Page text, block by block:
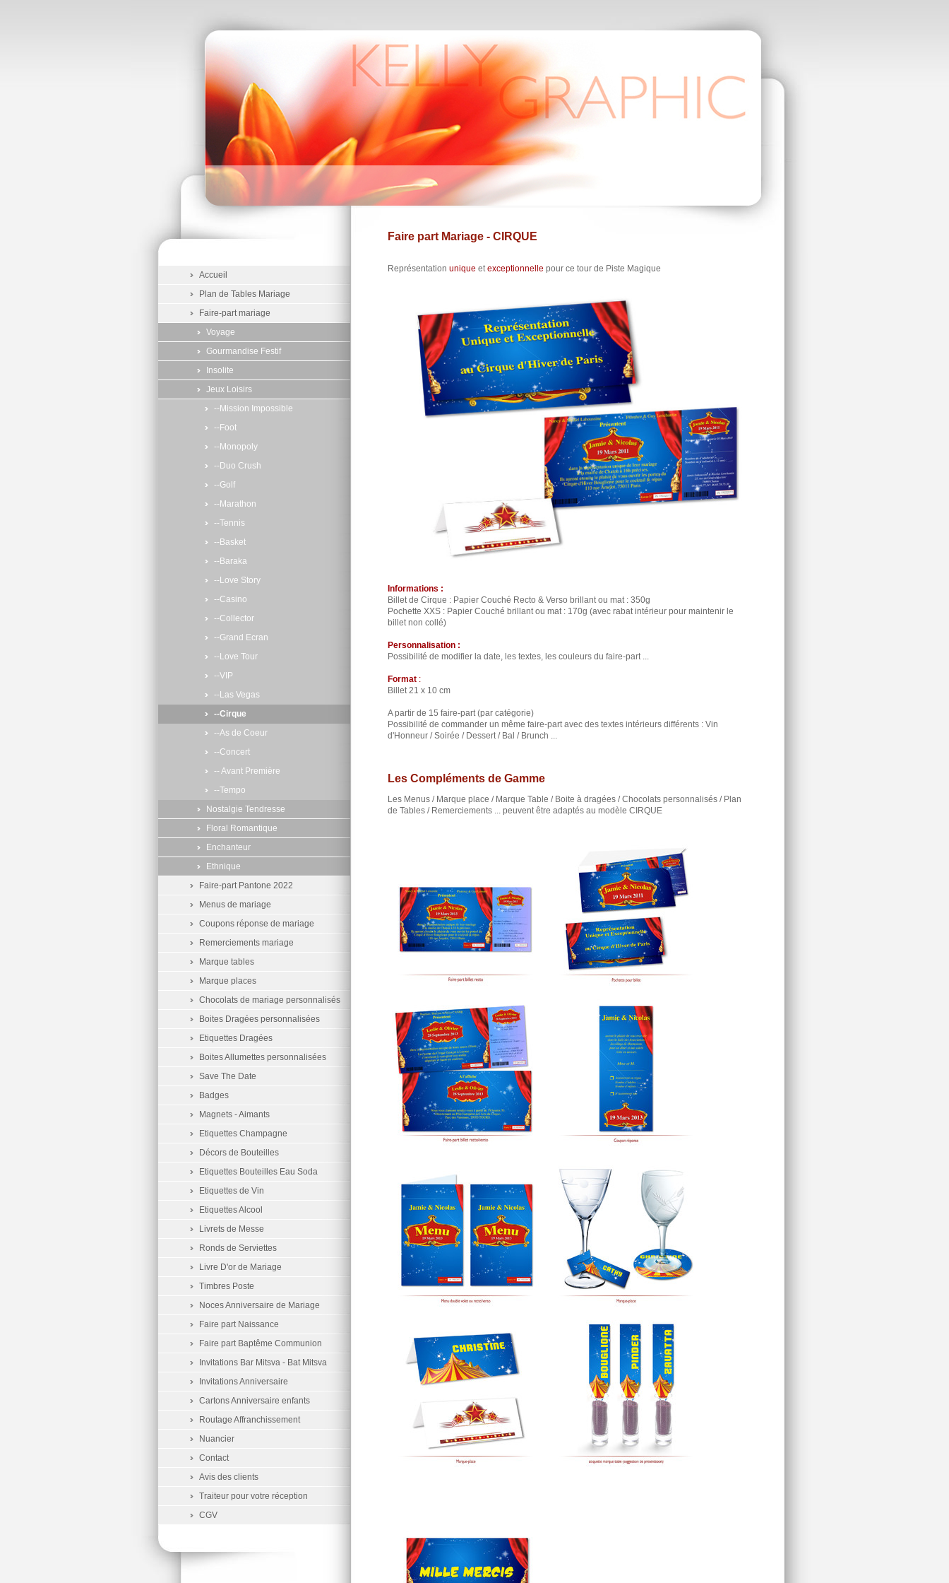
Faire part Mariage - CIRQUE
Représentation unique etexceptionnelle pour ce tour de Piste Magique
Informations :
Billet de Cirque : Papier Couché Recto & Verso brillant ou mat : 350g
Pochette XXS : Papier Couché brillant ou mat : 170g (avec rabat intérieur pour maintenir le
billet non collé)
Personnalisation :
Possibilité de modifier la date, les textes, les couleurs du faire-part ...
Format:
Billet 21 x 10 cm
A partir de 15 faire-part (par catégorie)
Possibilité de commander un même faire-part avec des textes intérieurs différents : Vin
d'Honneur / Soirée / Dessert / Bal / Brunch ...
Les Compléments de Gamme
Les Menus / Marque place / Marque Table / Boite à dragées / Chocolats personnalisés / Plan
de Tables / Remerciements ... peuvent être adaptés au modèle CIRQUE
Accueil
Plan de Tables Mariage
Faire-part mariage
Voyage
Gourmandise Festif
Insolite
Jeux Loisirs
--Mission Impossible
--Foot
--Monopoly
--Duo Crush
--Golf
--Marathon
--Tennis
--Basket
--Baraka
--Love Story
--Casino
--Collector
--Grand Ecran
--Love Tour
--VIP
--Las Vegas
--Cirque
--As de Coeur
--Concert
-- Avant Première
--Tempo
Nostalgie Tendresse
Floral Romantique
Enchanteur
Ethnique
Faire-part Pantone 2022
Menus de mariage
Coupons réponse de mariage
Remerciements mariage
Marque tables
Marque places
Chocolats de mariage personnalisés
Boites Dragées personnalisées
Etiquettes Dragées
Boites Allumettes personnalisées
Save The Date
Badges
Magnets - Aimants
Etiquettes Champagne
Décors de Bouteilles
Etiquettes Bouteilles Eau Soda
Etiquettes de Vin
Etiquettes Alcool
Livrets de Messe
Ronds de Serviettes
Livre D'or de Mariage
Timbres Poste
Noces Anniversaire de Mariage
Faire part Naissance
Faire part Baptême Communion
Invitations Bar Mitsva - Bat Mitsva
Invitations Anniversaire
Cartons Anniversaire enfants
Routage Affranchissement
Nuancier
Contact
Avis des clients
Traiteur pour votre réception
CGV